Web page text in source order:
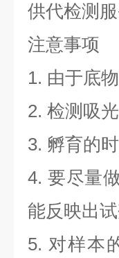
供代检测服
注意事项
1. 由于底
2. 检测吸
3. 孵育的
4. 要尽量
能反映出试
5. 对样本